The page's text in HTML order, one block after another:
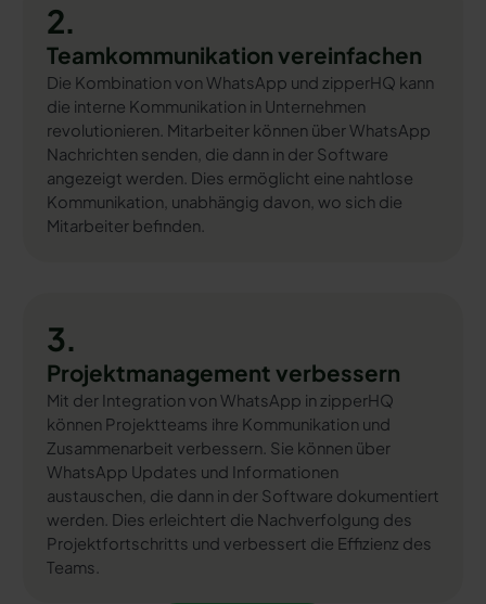
2.
Teamkommunikation vereinfachen
Die Kombination von WhatsApp und zipperHQ kann
die interne Kommunikation in Unternehmen
revolutionieren. Mitarbeiter können über WhatsApp
Nachrichten senden, die dann in der Software
angezeigt werden. Dies ermöglicht eine nahtlose
Kommunikation, unabhängig davon, wo sich die
Mitarbeiter befinden.
3.
Projektmanagement verbessern
Mit der Integration von WhatsApp in zipperHQ
können Projektteams ihre Kommunikation und
Zusammenarbeit verbessern. Sie können über
WhatsApp Updates und Informationen
austauschen, die dann in der Software dokumentiert
werden. Dies erleichtert die Nachverfolgung des
Projektfortschritts und verbessert die Effizienz des
Teams.